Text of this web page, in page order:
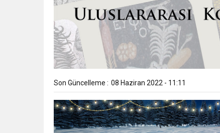
Son Güncelleme : 08 Haziran 2022 - 11:11